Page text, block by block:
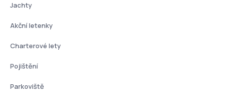
Jachty
Akční letenky
Charterové lety
Pojištění
Parkoviště